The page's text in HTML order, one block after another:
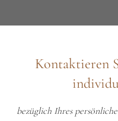
Kontaktieren
bezüglich Ihres